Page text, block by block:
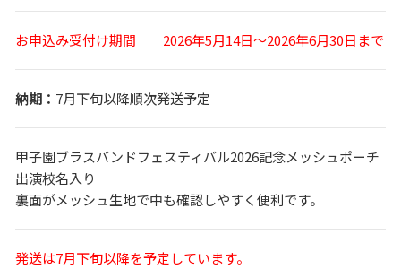
お申込み受付け期間 2026年5月14日～2026年6月30日まで
7月下旬以降順次発送予定
甲子園ブラスバンドフェスティバル2026記念メッシュポーチ
出演校名入り
裏面がメッシュ生地で中も確認しやすく便利です。
発送は7月下旬以降を予定しています。